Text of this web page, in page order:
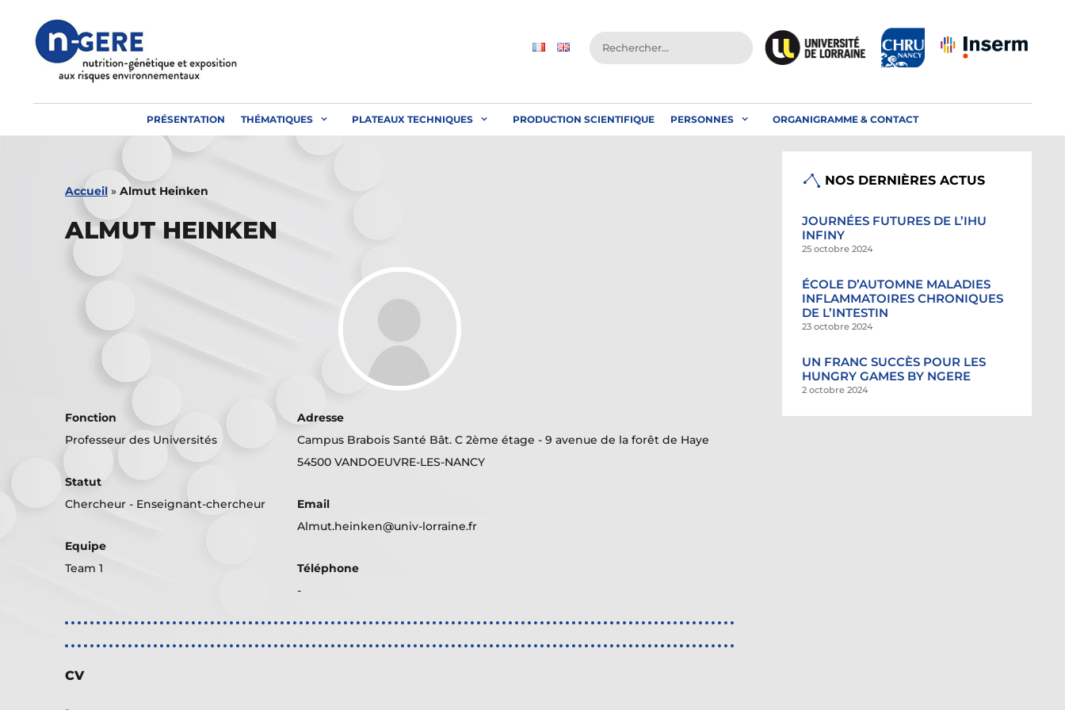
contenu
Rechercher :
PRÉSENTATION THÉMATIQUES PLATEAUX TECHNIQUES PRODUCTION SCIENTIFIQUE PERSONNES ORGANIGRAMME & CONTACT
Accueil » Almut Heinken
ALMUT HEINKEN
Fonction
Professeur des Universités
Statut
Chercheur - Enseignant-chercheur
Equipe
Team 1
Adresse
Campus Brabois Santé Bât. C 2ème étage - 9 avenue de la forêt de Haye
54500 VANDOEUVRE-LES-NANCY
Email
Almut.heinken@univ-lorraine.fr
Téléphone
-
CV
NOS DERNIÈRES ACTUS
JOURNÉES FUTURES DE L’IHU
INFINY
25 octobre 2024
ÉCOLE D’AUTOMNE MALADIES
INFLAMMATOIRES CHRONIQUES
DE L’INTESTIN
23 octobre 2024
UN FRANC SUCCÈS POUR LES
HUNGRY GAMES BY NGERE
2 octobre 2024